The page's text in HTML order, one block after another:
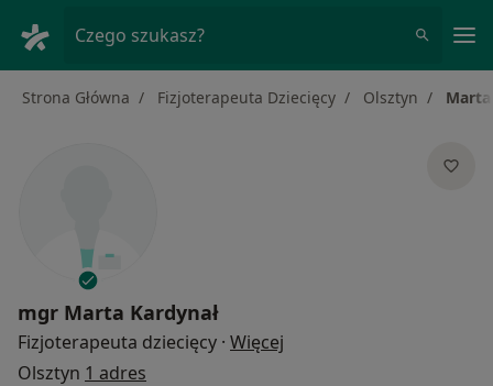
Czego szukasz?
Strona Główna Fizjoterapeuta Dziecięcy Olsztyn Marta
mgr Marta Kardynał
Fizjoterapeuta dziecięcy · Więcej
Olsztyn 1 adres